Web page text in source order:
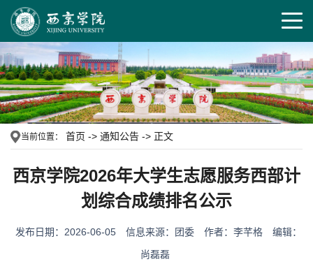
当前位置： 首页 -> 通知公告 -> 正文
西京学院2026年大学生志愿服务西部计
划综合成绩排名公示
发布日期：2026-06-05 信息来源：团委 作者：李芊格
编辑：
尚磊磊